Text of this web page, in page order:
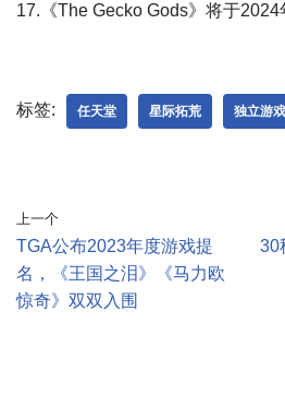
17.《The Gecko Gods》将于2024
标签: 任天堂 星际拓荒 独立游
上一个
TGA公布2023年度游戏提
名，《王国之泪》《马力欧
惊奇》双双入围
30